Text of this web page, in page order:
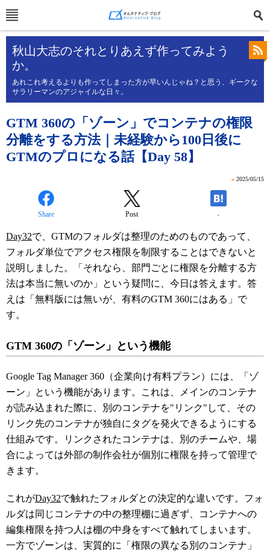
秋山大志のそれとりあえず作ってみよう
か。
あれこれ考えるよりも作ってしまった方が早いんじゃね？と思う、ギークな
サラリーマンのアジャイルな日々。
GTM 360の「ゾーン」でコンテナの権限
分離をする方法｜未経験から100日後に
GTMのプロになる話【Day 58】
» 2025/05/15
Share Post -
Day32で、GTMのフォルダは整理のためのものであって、
フォルダ単位でアクセス権限を制限することはできないと
説明しました。「それなら、部門ごとに権限を分離する方
法は本当に無いのか」という疑問に、今日は答えます。答
えは「無料版には無いが、有料のGTM 360にはある」で
す。
GTM 360の「ゾーン」という機能
Google Tag Manager 360（企業向け有料プラン）には、「ゾ
ーン」という機能があります。これは、メインのコンテナ
が読み込まれた際に、別のコンテナを"リンク"して、その
リンク先のコンテナが独自にタグを発火できるようにする
仕組みです。リンクされたコンテナは、別のチームや、場
合によっては外部の制作会社が個別に権限を持って管理で
きます。
これがDay32で触れたフォルダとの決定的な違いです。フォ
ルダは同じコンテナの中の整理棚に過ぎず、コンテナへの
編集権限を持つ人は棚の中身をすべて触れてしまいます。
一方でゾーンは、実質的に「権限の異なる別のコンテナ」